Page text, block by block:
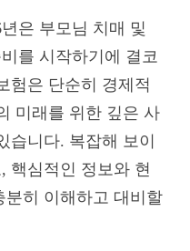
은 부모님 치매 및
를 시작하기에 결코
험은 단순히 경제적
미래를 위한 깊은 사
습니다. 복잡해 보이
핵심적인 정보와 현
분히 이해하고 대비할